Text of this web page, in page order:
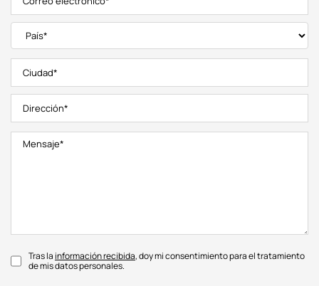
Tras la información recibida, doy mi consentimiento para el tratamiento
de mis datos personales.